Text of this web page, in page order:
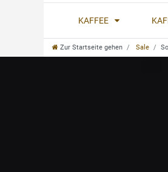
KAFFEE
Zur Startseite gehen Sale